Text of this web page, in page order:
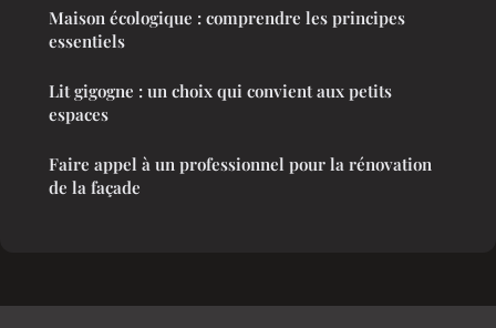
Maison écologique : comprendre les principes
essentiels
Lit gigogne : un choix qui convient aux petits
espaces
Faire appel à un professionnel pour la rénovation
de la façade